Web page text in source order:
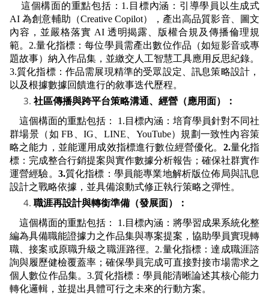
這個構面的重點包括：1.目標內涵：引導學員以生成式
AI 為創意輔助（Creative Copilot），產出高品質影音、圖文
內容，並嚴格落實 AI 透明揭露、版權合規及傳播倫理規
範。2.量化指標：每位學員需產出數位作品（如短影音或專
題故事）納入作品集，並繳交人工智慧工具應用反思紀錄。
3.質化指標：作品需展現精準的受眾設定、訊息策略設計，
以及根據數據回饋進行的敘事迭代歷程。
社區傳播與跨平台策略溝通、經營（應用面）：
這個構面的重點包括： 1.目標內涵：培育學員針對不同社
群場景（如 FB、IG、LINE、YouTube）規劃一致性內容策
略之能力，並能運用成效指標進行數位經營優化。 2.量化指
標：完成整合行銷提案與實作數據分析報告；確保社群實作
運營經驗。 3.質化指標：學員能專業地解析版位佈局與訊息
設計之戰略依據，並具備滾動式修正執行策略之彈性。
職涯再設計與轉銜準備（發展面）：
這個構面的重點包括： 1.目標內涵：將學習成果系統化整
編為具備職能證據力之作品集與專案提案，協助學員實現轉
職、接案或原職升級之職涯路徑。2.量化指標：達成職涯諮
詢與履歷健檢覆蓋率；確保學員完成可直接對接市場需求之
個人數位作品集。3.質化指標：學員能清晰論述其核心能力
轉化邏輯，並提出具體可行之未來的行動方案。